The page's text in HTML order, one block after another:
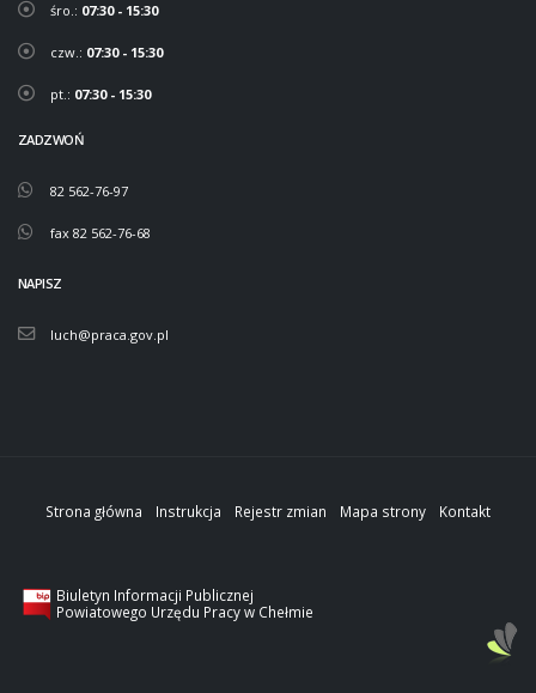
śro.: 07:30 - 15:30
czw.: 07:30 - 15:30
pt.: 07:30 - 15:30
ZADZWOŃ
82 562-76-97
fax 82 562-76-68
NAPISZ
luch@praca.gov.pl
Biuletyn Informacji Publicznej
Powiatowego Urzędu Pracy w Chełmie
Strona główna Instrukcja Rejestr zmian Mapa strony Kontakt